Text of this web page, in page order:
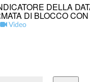
DELLA
DI BLOCCO
Video